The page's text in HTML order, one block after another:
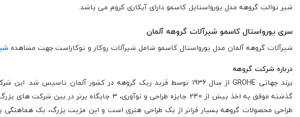
شیر توالت گروهه مدل یورواستایل کاسمو دارای آبکاری کروم می باشد.
سری یورواستال کاسمو شیرآلات گروهه آلمان
شیرآلات گروهه آلمان مدل یورواستال کاسمو شامل شیرآلات روکار و توکاراست.جهت مشاهده
درباره شرکت گروهه
گذشته موفق به اخذ بیش از 240 جایزه طراحی و
طراحی محصولات گروهه بسیار فراتر از یک طراحی هنری است و این مزیت بزرگ، یک